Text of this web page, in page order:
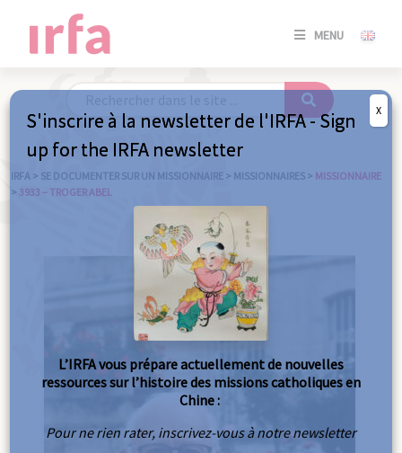
MENU
SE
/
IRFA > SE DOCUMENTER SUR UN MISSIONNAIRE > MISSIONNAIRES > MISSIONNAIRE
> 3933 – TROGER ABEL
S'inscrire à la newsletter de l'IRFA - Sign
up for the IRFA newsletter
L’IRFA vous prépare actuellement de nouvelles
ressources sur l’histoire des missions catholiques en
Chine :
Pour ne rien rater, inscrivez-vous à notre newsletter
X